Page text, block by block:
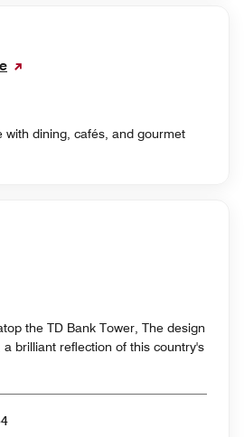
with dining, cafés, and gourmet
the TD Bank Tower, The design
brilliant reflection of this country's